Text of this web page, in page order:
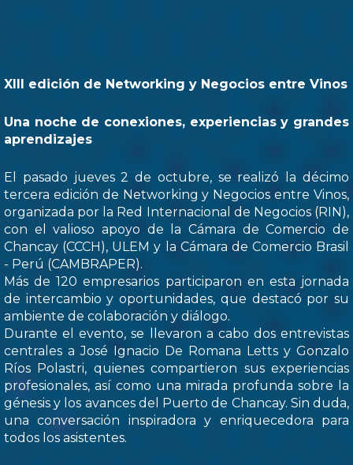
XIII edición de Networking y Negocios entre Vinos
Una noche de conexiones, experiencias y grandes
aprendizajes
El pasado jueves 2 de octubre, se realizó la décimo
tercera edición de Networking y Negocios entre Vinos,
organizada por la Red Internacional de Negocios (RIN),
con el valioso apoyo de la Cámara de Comercio de
Chancay (CCCH), ULEM y la Cámara de Comercio Brasil
- Perú (CAMBRAPER).
Más de 120 empresarios participaron en esta jornada
de intercambio y oportunidades, que destacó por su
ambiente de colaboración y diálogo.
Durante el evento, se llevaron a cabo dos entrevistas
centrales a José Ignacio De Romana Letts y Gonzalo
Ríos Polastri, quienes compartieron sus experiencias
profesionales, así como una mirada profunda sobre la
génesis y los avances del Puerto de Chancay. Sin duda,
una conversación inspiradora y enriquecedora para
todos los asistentes.